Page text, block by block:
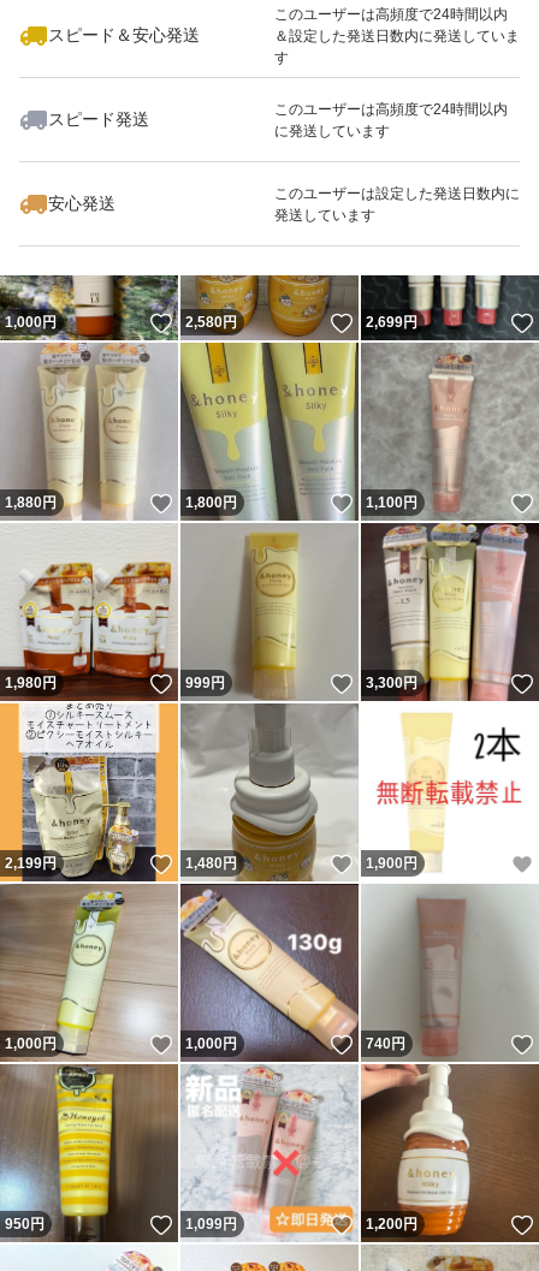
スピード＆安心発送
このユーザーは高頻度で24時間以内
＆設定した発送日数内に発送していま
す
スピード発送
このユーザーは高頻度で24時間以内
に発送しています
安心発送
このユーザーは設定した発送日数内に
発送しています
いいね！
2,100
1,000円 いいね！
2,580円 いいね！
2,699円
1,880円 いいね！
1,800円 いいね！
1,100円
1,980円 いいね！
999円 いいね！
3,300円
2,199円 いいね！
1,480円 いいね！
1,900 円
1,000円 いいね！
1,000円 いいね！
740円
950円 いいね！
1,099円 いいね！
1,200円